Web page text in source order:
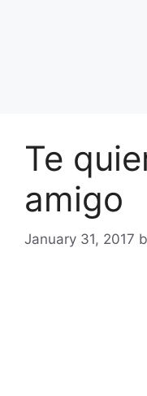
Te
amigo
January 31, 2017